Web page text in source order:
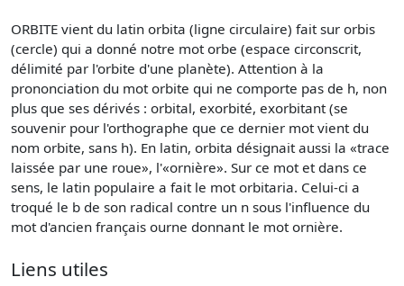
ORBITE vient du latin orbita (ligne circulaire) fait sur orbis
(cercle) qui a donné notre mot orbe (espace circonscrit,
délimité par l'orbite d'une planète). Attention à la
prononciation du mot orbite qui ne comporte pas de h, non
plus que ses dérivés : orbital, exorbité, exorbitant (se
souvenir pour l'orthographe que ce dernier mot vient du
nom orbite, sans h). En latin, orbita désignait aussi la «trace
laissée par une roue», l'«ornière». Sur ce mot et dans ce
sens, le latin populaire a fait le mot orbitaria. Celui-ci a
troqué le b de son radical contre un n sous l'influence du
mot d'ancien français ourne donnant le mot ornière.
Liens utiles